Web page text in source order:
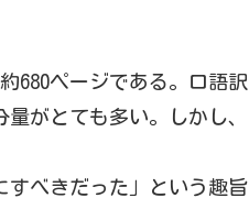
約680ページである。口語訳
がとても多い。しかし、
すべきだった」という趣旨